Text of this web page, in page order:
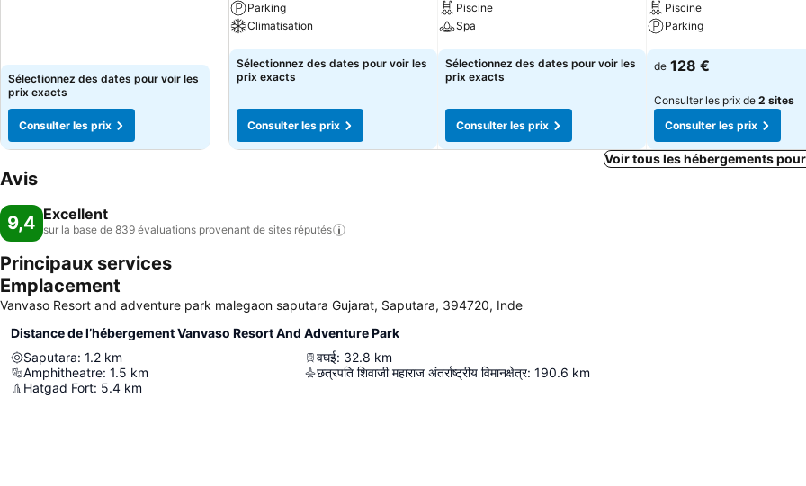
Sélectionnez des dates pour voir les
prix exacts
Consulter les prix
Parking
Climatisation
Consulter les prix
Sélectionnez des dates pour voir les
prix exacts
Consulter les prix
Piscine
Spa
Consulter les prix
Sélectionnez des dates pour voir les
prix exacts
Consulter les prix
Piscine
Parking
Consulter les prix
de 128 €
Consulter les prix de 2 sites
Consulter les prix
Voir tous les hébergements
Avis
9,4 Excellent
sur la base de 839 évaluations provenant de sites réputés
Principaux services
Emplacement
Vanvaso Resort and adventure park malegaon saputara Gujarat, Saputara, 394720, Inde
Distance de l’hébergement Vanvaso Resort And Adventure Park
Saputara: 1.2 km
Amphitheatre: 1.5 km
Hatgad Fort: 5.4 km
वघई: 32.8 km
छत्रपति शिवाजी महाराज अंतर्राष्ट्रीय विमानक्षेत्र: 190.6 km